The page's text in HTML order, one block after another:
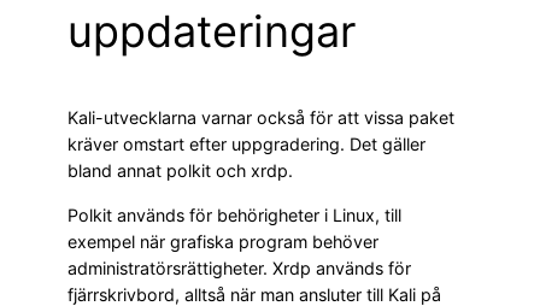
uppdateringar
Kali-utvecklarna varnar också för att vissa paket
kräver omstart efter uppgradering. Det gäller
bland annat polkit och xrdp.
Polkit används för behörigheter i Linux, till
exempel när grafiska program behöver
administratörsrättigheter. Xrdp används för
fjärrskrivbord, alltså när man ansluter till Kali på